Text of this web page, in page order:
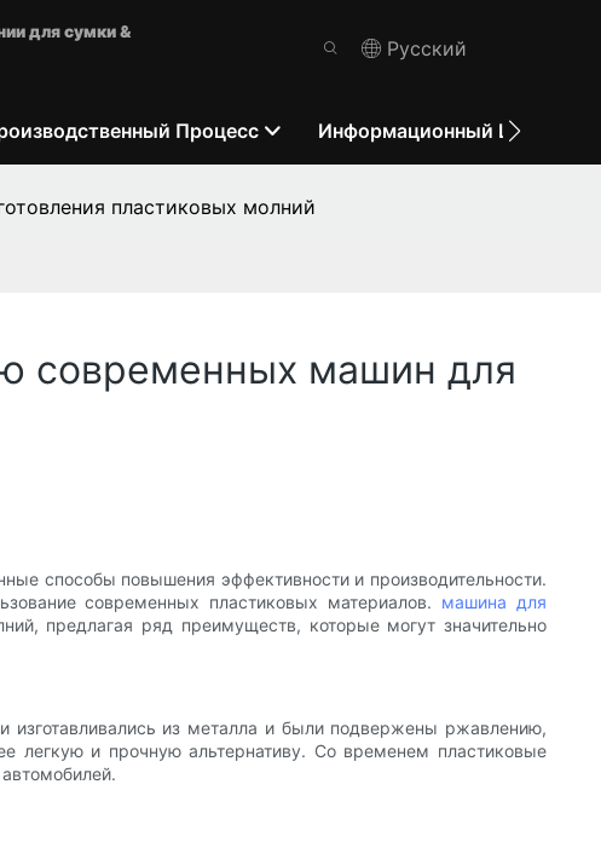
для сумки &
Pусский
Процесс Информационный Центр
пластиковых молний
современных машин для
способы повышения эффективности и производительности.
современных пластиковых материалов. машина для
предлагая ряд преимуществ, которые могут значительно
изготавливались из металла и были подвержены ржавлению,
легкую и прочную альтернативу. Со временем пластиковые